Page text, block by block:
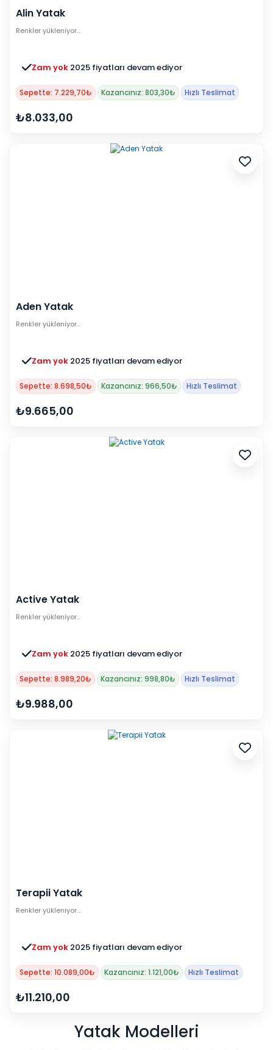
Alin Yatak
Renkler yükleniyor…
Zam yok 2025 fiyatları devam ediyor
Sepette: 7.229,70₺ Kazancınız: 803,30₺ Hızlı Teslimat
₺8.033,00
Aden Yatak
Renkler yükleniyor…
Zam yok 2025 fiyatları devam ediyor
Sepette: 8.698,50₺ Kazancınız: 966,50₺ Hızlı Teslimat
₺9.665,00
Active Yatak
Renkler yükleniyor…
Zam yok 2025 fiyatları devam ediyor
Sepette: 8.989,20₺ Kazancınız: 998,80₺ Hızlı Teslimat
₺9.988,00
Terapii Yatak
Renkler yükleniyor…
Zam yok 2025 fiyatları devam ediyor
Sepette: 10.089,00₺ Kazancınız: 1.121,00₺ Hızlı Teslimat
₺11.210,00
Yatak Modelleri